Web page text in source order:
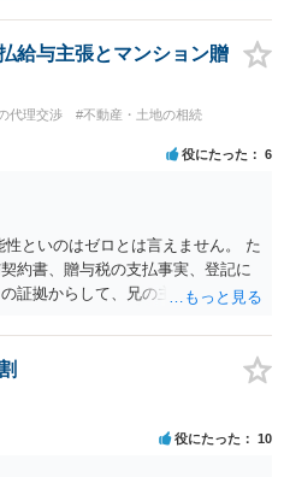
給与主張とマンション贈
代理交渉
#不動産・土地の相続
役にたった 6
といのはゼロとは言えません。 た
約書、贈与税の支払事実、登記に
証拠からして、兄の主張は通らな
てて進めるのがベターのような気
役にたった 10